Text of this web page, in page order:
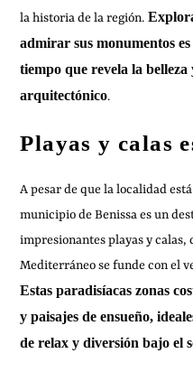
la historia de la región.
admirar sus monumentos
tiempo que revela la
arquitectónico.
Playas y calas
A pesar de que la localidad
municipio de Benissa es un
impresionantes playas y calas,
Mediterráneo se funde con el
Estas paradisíacas zonas
y paisajes de ensueño,
de relax y diversión bajo el